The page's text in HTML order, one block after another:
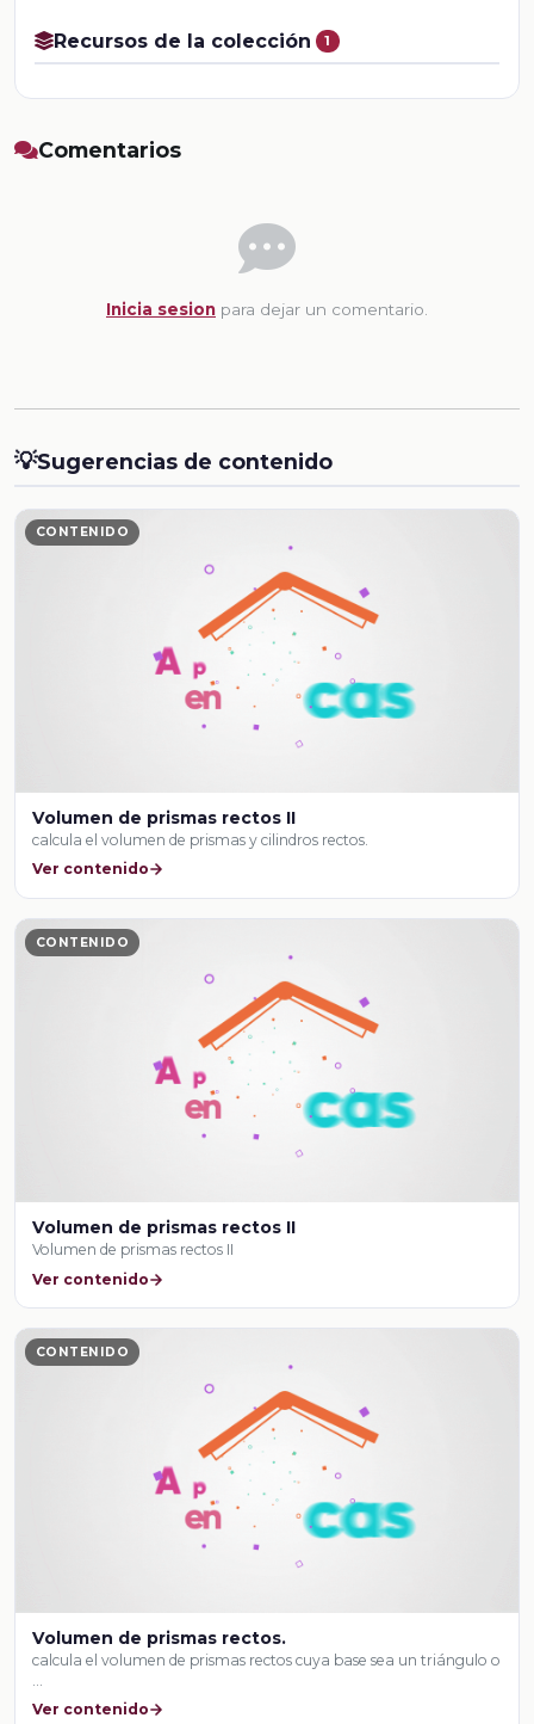
Recursos de la colección 1
Comentarios
Inicia sesion para dejar un comentario.
💡Sugerencias de contenido
CONTENIDO
Volumen de prismas rectos II
calcula el volumen de prismas y cilindros rectos.
Ver contenido
CONTENIDO
Volumen de prismas rectos II
Volumen de prismas rectos II
Ver contenido
CONTENIDO
Volumen de prismas rectos.
calcula el volumen de prismas rectos cuya base sea un triángulo o
Ver contenido